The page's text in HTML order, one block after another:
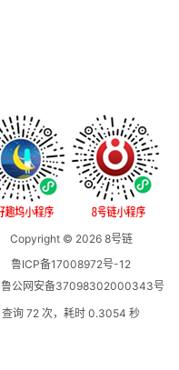
Copyright © 20268号链
鲁ICP备17008972号-12
鲁公网安备37098302000343号
查询 72 次，耗时 0.3054 秒